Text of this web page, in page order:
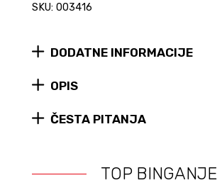
Harry
Prophecy
#32
quantity
SKU: 003416
DODATNE INFORMACIJE
OPIS
ČESTA PITANJA
TOP BINGANJE